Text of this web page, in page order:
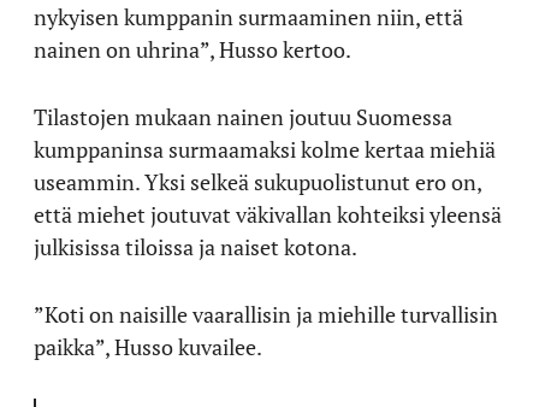
nykyisen kumppanin surmaaminen niin, että
nainen on uhrina”, Husso kertoo.
Tilastojen mukaan nainen joutuu Suomessa
kumppaninsa surmaamaksi kolme kertaa miehiä
useammin. Yksi selkeä sukupuolistunut ero on,
että miehet joutuvat väkivallan kohteiksi yleensä
julkisissa tiloissa ja naiset kotona.
”Koti on naisille vaarallisin ja miehille turvallisin
paikka”, Husso kuvailee.